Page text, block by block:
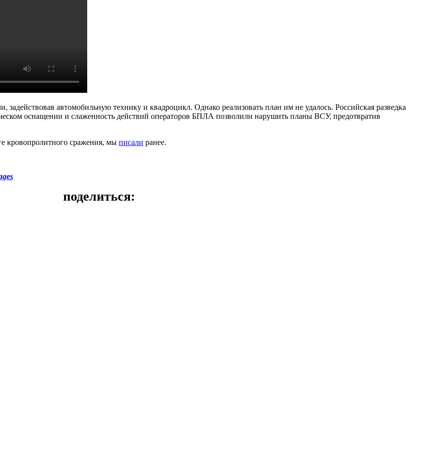
автомобильную технику и квадроцикл. Однако реализовать план им не удалось. Российская разведка
оснащении и слаженность действий операторов БПЛА позволили нарушить планы ВСУ, предотвратив
кровопролитного сражения, мы писали ранее.
поделиться: